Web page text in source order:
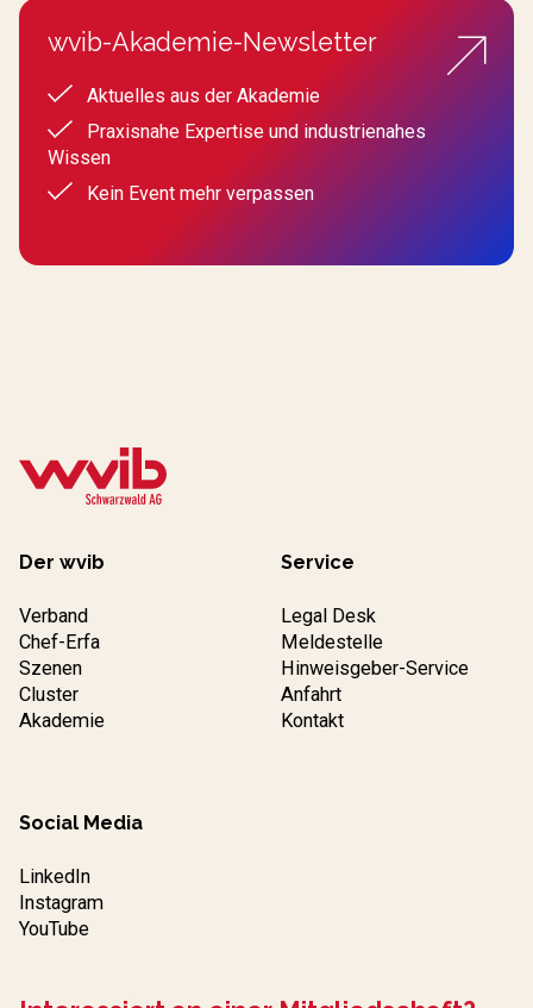
wvib-Akademie-Newsletter
Aktuelles aus der Akademie
Praxisnahe Expertise und industrienahes
Wissen
Kein Event mehr verpassen
Der wvib
Verband
Chef-Erfa
Szenen
Cluster
Akademie
Service
Legal Desk
Meldestelle
Hinweisgeber-Service
Anfahrt
Kontakt
Social Media
LinkedIn
Instagram
YouTube